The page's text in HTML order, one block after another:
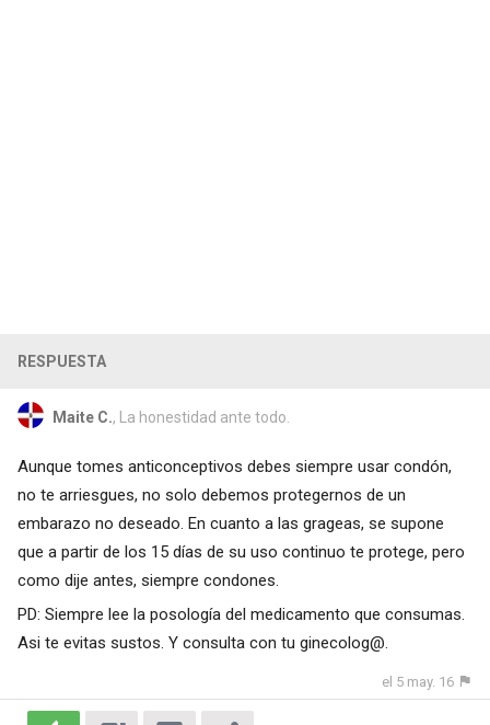
RESPUESTA
Maite C., La honestidad ante todo.
Aunque tomes anticonceptivos debes siempre usar condón,
no te arriesgues, no solo debemos protegernos de un
embarazo no deseado. En cuanto a las grageas, se supone
que a partir de los 15 días de su uso continuo te protege, pero
como dije antes, siempre condones.
PD: Siempre lee la posología del medicamento que consumas.
Asi te evitas sustos. Y consulta con tu ginecolog@.
el 5 may. 16